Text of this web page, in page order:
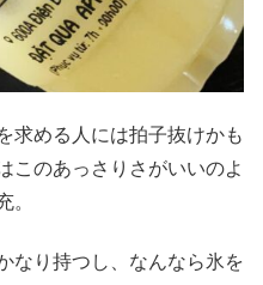
求める人には拍子抜けかも
このあっさりさがいいのよ
。
なり持つし、なんなら氷を